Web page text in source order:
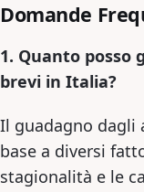
Domande
1. Quanto posso
brevi in Italia?
Il guadagno dagli
base a diversi
stagionalità e le